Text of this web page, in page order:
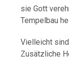
sie Gott
Tempelbau
Vielleicht
Zusätzliche